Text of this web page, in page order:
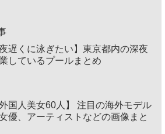
夜遅くに泳ぎたい】東京都内の深夜
しているプールまとめ
外国人美女60人】 注目の海外モデル
優、アーティストなどの画像まと